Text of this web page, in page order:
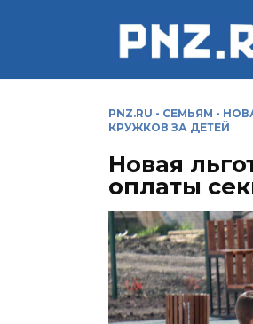
PNZ.RU - СЕМЬЯМ -
КРУЖКОВ ЗА ДЕТЕЙ
Новая
оплаты